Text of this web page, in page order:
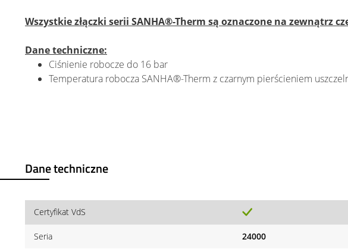
Wszystkie złączki serii SANHA®-Therm są oznaczone na zewnątrz
Dane techniczne:
Ciśnienie robocze do 16 bar
Temperatura robocza SANHA®-Therm z czarnym pierścieniem
Dane techniczne
Certyfikat VdS
Seria 24000